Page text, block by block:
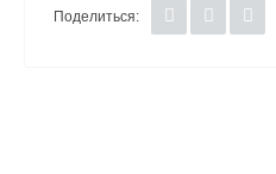
Поделиться: